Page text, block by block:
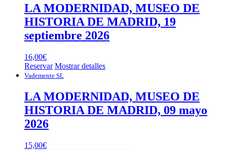
LA MODERNIDAD, MUSEO DE
HISTORIA DE MADRID, 19
septiembre 2026
16,00€
Reservar Mostrar detalles
Vademente SL
LA MODERNIDAD, MUSEO DE
HISTORIA DE MADRID, 09 mayo
2026
15,00€